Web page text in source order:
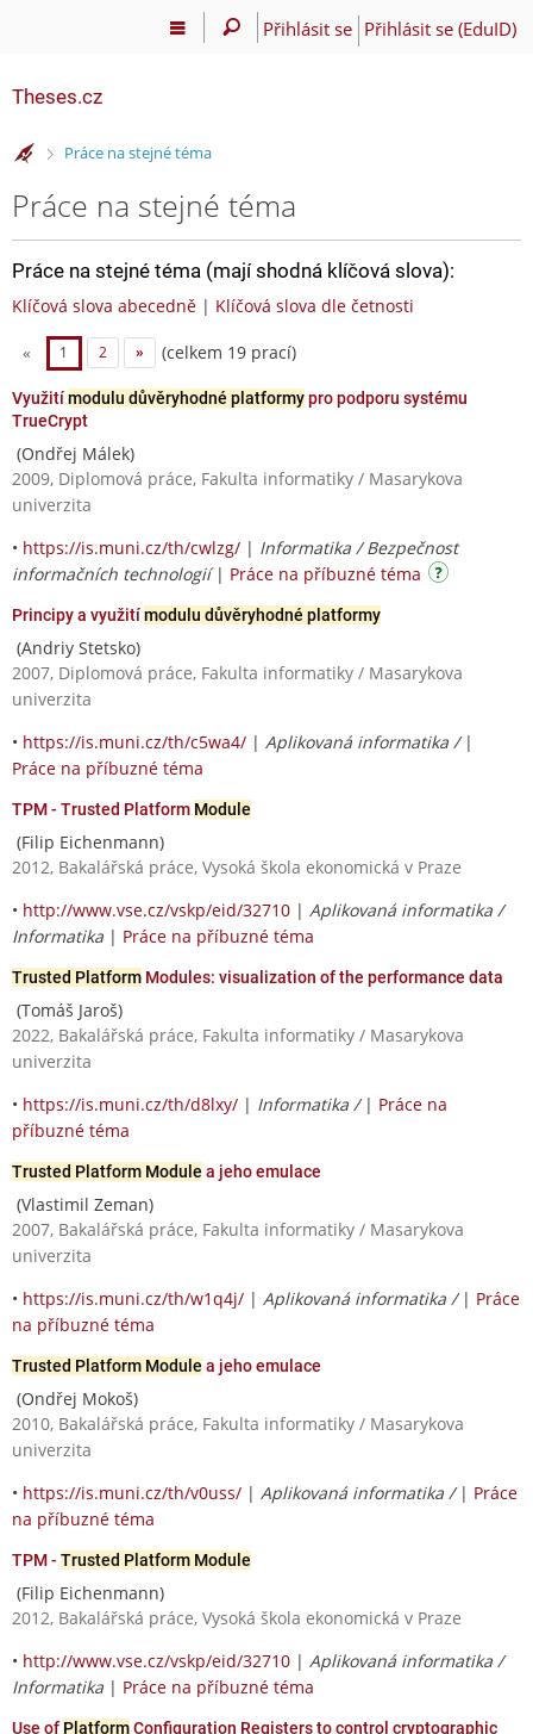
Přihlásit se Přihlásit se (EduID)
Theses.cz
>Práce na stejné téma
Práce na stejné téma
Práce na stejné téma (mají shodná klíčová slova):
Klíčová slova abecedně | Klíčová slova dle četnosti
« 1 2 » (celkem 19 prací)
Využitímodulu důvěryhodné platformypro podporu systému
TrueCrypt
(Ondřej Málek)
2009, Diplomová práce, Fakulta informatiky / Masarykova
univerzita
• https://is.muni.cz/th/cwlzg/ | Informatika / Bezpečnost
informačních technologií| Práce na příbuzné téma
Principy a využitímodulu důvěryhodné platformy
(Andriy Stetsko)
2007, Diplomová práce, Fakulta informatiky / Masarykova
univerzita
• https://is.muni.cz/th/c5wa4/ | Aplikovaná informatika / |
Práce na příbuzné téma
TPM - Trusted Platform Module
(Filip Eichenmann)
2012, Bakalářská práce, Vysoká škola ekonomická v Praze
• http://www.vse.cz/vskp/eid/32710 | Aplikovaná informatika /
Informatika | Práce na příbuzné téma
Trusted Platform Modules: visualization of the performance data
(Tomáš Jaroš)
2022, Bakalářská práce, Fakulta informatiky / Masarykova
univerzita
• https://is.muni.cz/th/d8lxy/ | Informatika / | Práce na
příbuzné téma
Trusted Platform Module a jeho emulace
(Vlastimil Zeman)
2007, Bakalářská práce, Fakulta informatiky / Masarykova
univerzita
• https://is.muni.cz/th/w1q4j/ | Aplikovaná informatika / | Práce
na příbuzné téma
Trusted Platform Module a jeho emulace
(Ondřej Mokoš)
2010, Bakalářská práce, Fakulta informatiky / Masarykova
univerzita
• https://is.muni.cz/th/v0uss/ | Aplikovaná informatika / | Práce
na příbuzné téma
TPM - Trusted Platform Module
(Filip Eichenmann)
2012, Bakalářská práce, Vysoká škola ekonomická v Praze
• http://www.vse.cz/vskp/eid/32710 | Aplikovaná informatika /
Informatika | Práce na příbuzné téma
Use of PlatformConfiguration Registers to control cryptographic